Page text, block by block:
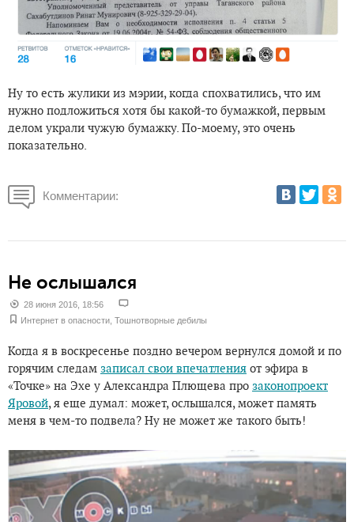
Ну то есть жулики из мэрии, когда спохватились, что им
нужно подложиться хотя бы какой-то бумажкой, первым
делом украли чужую бумажку. По-моему, это очень
показательно.
Комментарии:
Не ослышался
28 июня 2016, 18:56
Интернет в опасности Тошнотворные дебилы
Когда я в воскресенье поздно вечером вернулся домой и по
горячим следам записал свои впечатления от эфира в
«Точке» на Эхе у Александра Плющева про законопроект
Яровой, я еще думал: может, ослышался, может память
меня в чем-то подвела? Ну не может же такого быть!